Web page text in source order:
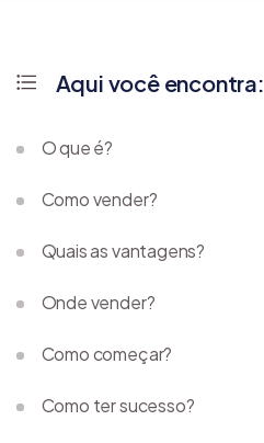
Aqui você encontra:
O que é?
Como vender?
Quais as vantagens?
Onde vender?
Como começar?
Como ter sucesso?